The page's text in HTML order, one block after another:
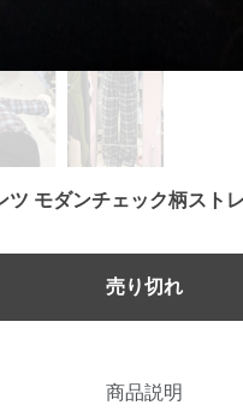
ツ モダンチェック柄スト
売り切れ
商品説明